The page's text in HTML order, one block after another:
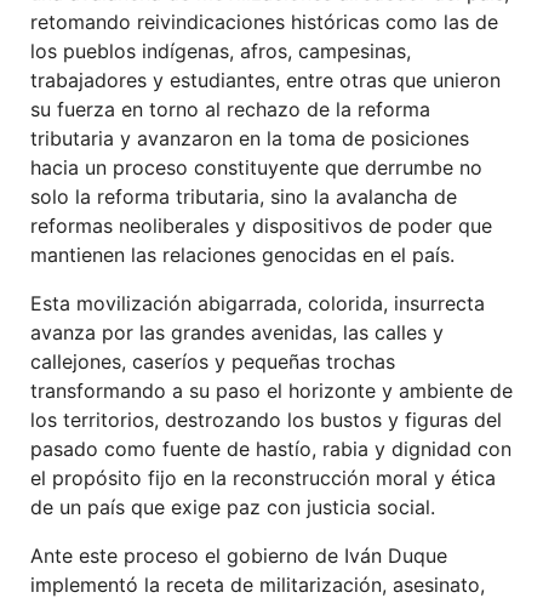
retomando reivindicaciones históricas como las de
los pueblos indígenas, afros, campesinas,
trabajadores y estudiantes, entre otras que unieron
su fuerza en torno al rechazo de la reforma
tributaria y avanzaron en la toma de posiciones
hacia un proceso constituyente que derrumbe no
solo la reforma tributaria, sino la avalancha de
reformas neoliberales y dispositivos de poder que
mantienen las relaciones genocidas en el país.
Esta movilización abigarrada, colorida, insurrecta
avanza por las grandes avenidas, las calles y
callejones, caseríos y pequeñas trochas
transformando a su paso el horizonte y ambiente de
los territorios, destrozando los bustos y figuras del
pasado como fuente de hastío, rabia y dignidad con
el propósito fijo en la reconstrucción moral y ética
de un país que exige paz con justicia social.
Ante este proceso el gobierno de Iván Duque
implementó la receta de militarización, asesinato,